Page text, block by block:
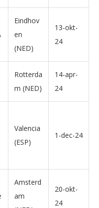
Eindhov
en
(NED)
13-okt-
24
Rotterda
m (NED)
14-apr-
24
Valencia
(ESP)
1-dec-24
Amsterd
am
20-okt-
24